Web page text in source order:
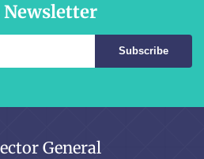
Newsletter
Subscribe
General